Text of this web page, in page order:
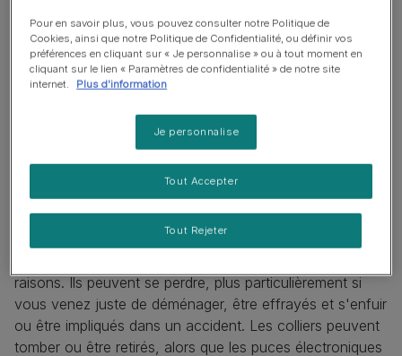
raisons. Ils peuvent se perdre, plus particulièrement si
vous venez juste de déménager, être effrayés et s'enfuir
ou être impliqués dans un accident. Les colliers peuvent
tomber ou être retirés, alors que les puces électroniques
Pour en savoir plus, vous pouvez consulter notre Politique de
Cookies, ainsi que notre Politique de Confidentialité, ou définir vos
préférences en cliquant sur « Je personnalise » ou à tout moment en
cliquant sur le lien « Paramètres de confidentialité » de notre site
internet.
Plus d'information
Je personnalise
Tout Rejeter
Tout Accepter